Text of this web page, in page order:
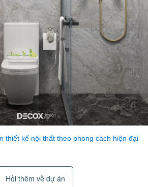
thiết kế nội thất theo phong cách hiện đại
Hỏi thêm về dự án